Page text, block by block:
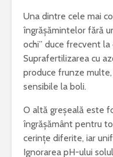
Una dintre cele mai
îngrășămintelor fără
ochi” duce frecvent
Suprafertilizarea cu
produce frunze
sensibile la boli.
O altă greșeală este
îngrășământ pentru
cerințe diferite, iar
Ignorarea pH-ului